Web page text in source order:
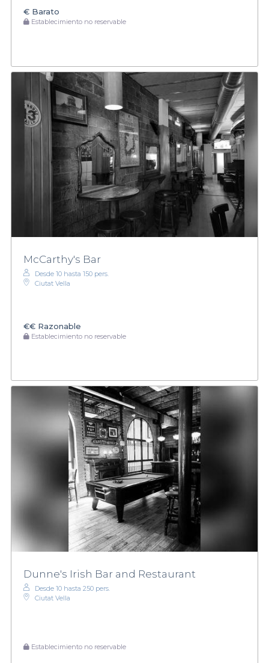
€ Barato
Establecimiento no reservable
McCarthy's Bar
Desde 10 hasta 150 pers.
Ciutat Vella
€€ Razonable
Establecimiento no reservable
Dunne's Irish Bar and Restaurant
Desde 10 hasta 250 pers.
Ciutat Vella
Establecimiento no reservable